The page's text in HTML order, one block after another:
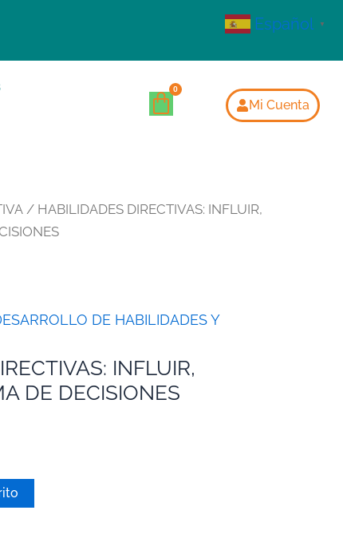
Mi Cuenta
/ HABILIDADES DIRECTIVAS: INFLUIR,
DE HABILIDADES Y
INFLUIR,
DE DECISIONES
Español ▼